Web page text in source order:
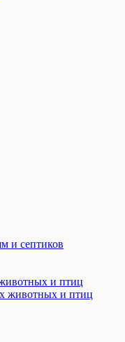
и септиков
и птиц
животных и птиц